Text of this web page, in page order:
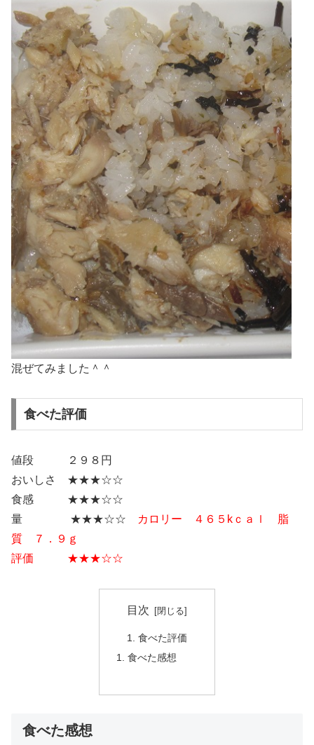
混ぜてみました＾＾
食べた評価
値段 ２９８円
おいしさ ★★★☆☆
食感 ★★★☆☆
量 ★★★☆☆
カロリー ４６５kｃａｌ 脂
質 ７．９ｇ
評価 ★★★☆☆
目次
食べた評価
食べた感想
食べた感想